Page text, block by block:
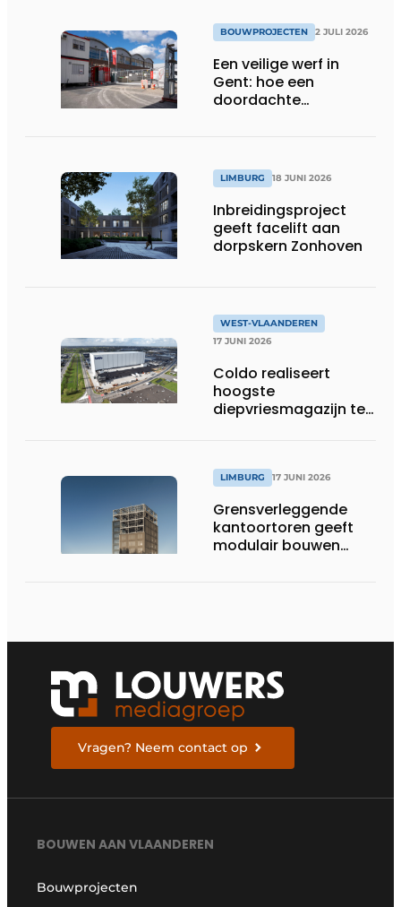
BOUWPROJECTEN 2 JULI 2026
Een veilige werf in
Gent: hoe een
doordachte
LIMBURG 18 JUNI 2026
Inbreidingsproject
geeft facelift aan
dorpskern Zonhoven
WEST-VLAANDEREN
17 JUNI 2026
Coldo realiseert
hoogste
diepvriesmagazijn ter
technische innovatie
en schaalgrootte
LIMBURG 17 JUNI 2026
Grensverleggende
kantoortoren geeft
modulair bouwen
Vragen? Neem contact op
BOUWEN AAN VLAANDEREN
Bouwprojecten